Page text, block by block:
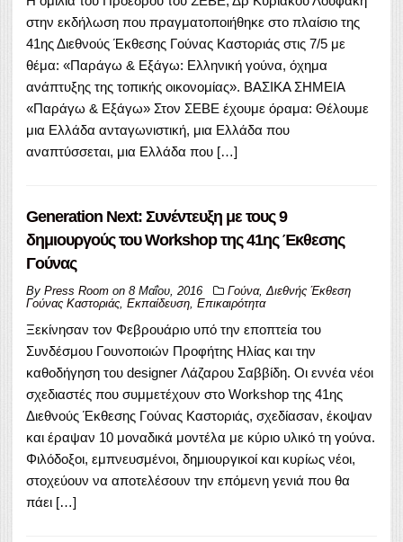
στην εκδήλωση που πραγματοποιήθηκε στο πλαίσιο της
41ης Διεθνούς Έκθεσης Γούνας Καστοριάς στις 7/5 με
θέμα: «Παράγω & Εξάγω: Ελληνική γούνα, όχημα
ανάπτυξης της τοπικής οικονομίας». ΒΑΣΙΚΑ ΣΗΜΕΙΑ
«Παράγω & Εξάγω» Στον ΣΕΒΕ έχουμε όραμα: Θέλουμε
μια Ελλάδα ανταγωνιστική, μια Ελλάδα που
αναπτύσσεται, μια Ελλάδα που […]
Generation Next: Συνέντευξη με τους 9
δημιουργούς του Workshop της 41ης Έκθεσης
Γούνας
By Press Room on 8 Μαΐου, 2016 Γούνα, Διεθνής Έκθεση
Γούνας Καστοριάς Εκπαίδευση Επικαιρότητα
Ξεκίνησαν τον Φεβρουάριο υπό την εποπτεία του
Συνδέσμου Γουνοποιών Προφήτης Ηλίας και την
καθοδήγηση του designer Λάζαρου Σαββίδη. Οι εννέα νέοι
σχεδιαστές που συμμετέχουν στο Workshop της 41ης
Διεθνούς Έκθεσης Γούνας Καστοριάς, σχεδίασαν, έκοψαν
και έραψαν 10 μοναδικά μοντέλα με κύριο υλικό τη γούνα.
Φιλόδοξοι, εμπνευσμένοι, δημιουργικοί και κυρίως νέοι,
στοχεύουν να αποτελέσουν την επόμενη γενιά που θα
πάει […]